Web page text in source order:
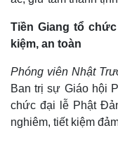
Tiền Giang tổ
kiệm, an toàn
Phóng viên Nhật
Ban trị sự Giáo hội
chức đại lễ Phật
nghiêm, tiết kiệm